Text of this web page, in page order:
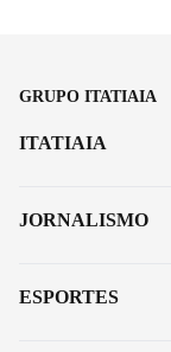
GRUPO ITATIAIA
ITATIAIA
JORNALISMO
ESPORTES